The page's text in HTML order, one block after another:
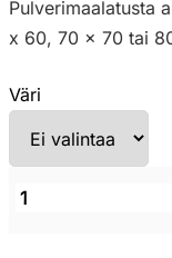
Pulverimaalatusta
x 60, 70 x 70 tai
Väri
Nardi